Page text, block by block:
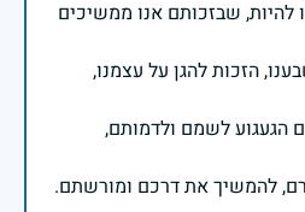
שבזכותם אנו ממשיכים
הזכות להגן על עצמנו,
הגעגוע לשמם ולדמותם,
להמשיך את דרכם ומורשתם.